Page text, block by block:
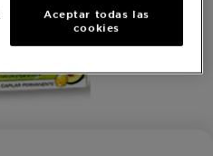
Aceptar todas las
cookies